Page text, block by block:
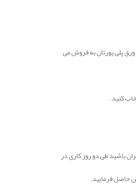
یورتان و ورق پلی یورتان به فروش می
کنید.
باشید طی دو روز کاری در
حاصل فرمایید.